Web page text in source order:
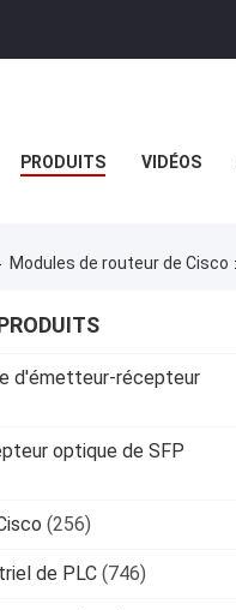
PRODUITS VIDÉOS
Modules de routeur de Cisco
d'émetteur-récepteur
optique de SFP
(256)
de PLC (746)